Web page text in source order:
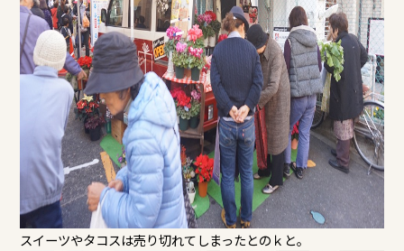
スイーツやタコスは売り切れてしまったとのｋと。